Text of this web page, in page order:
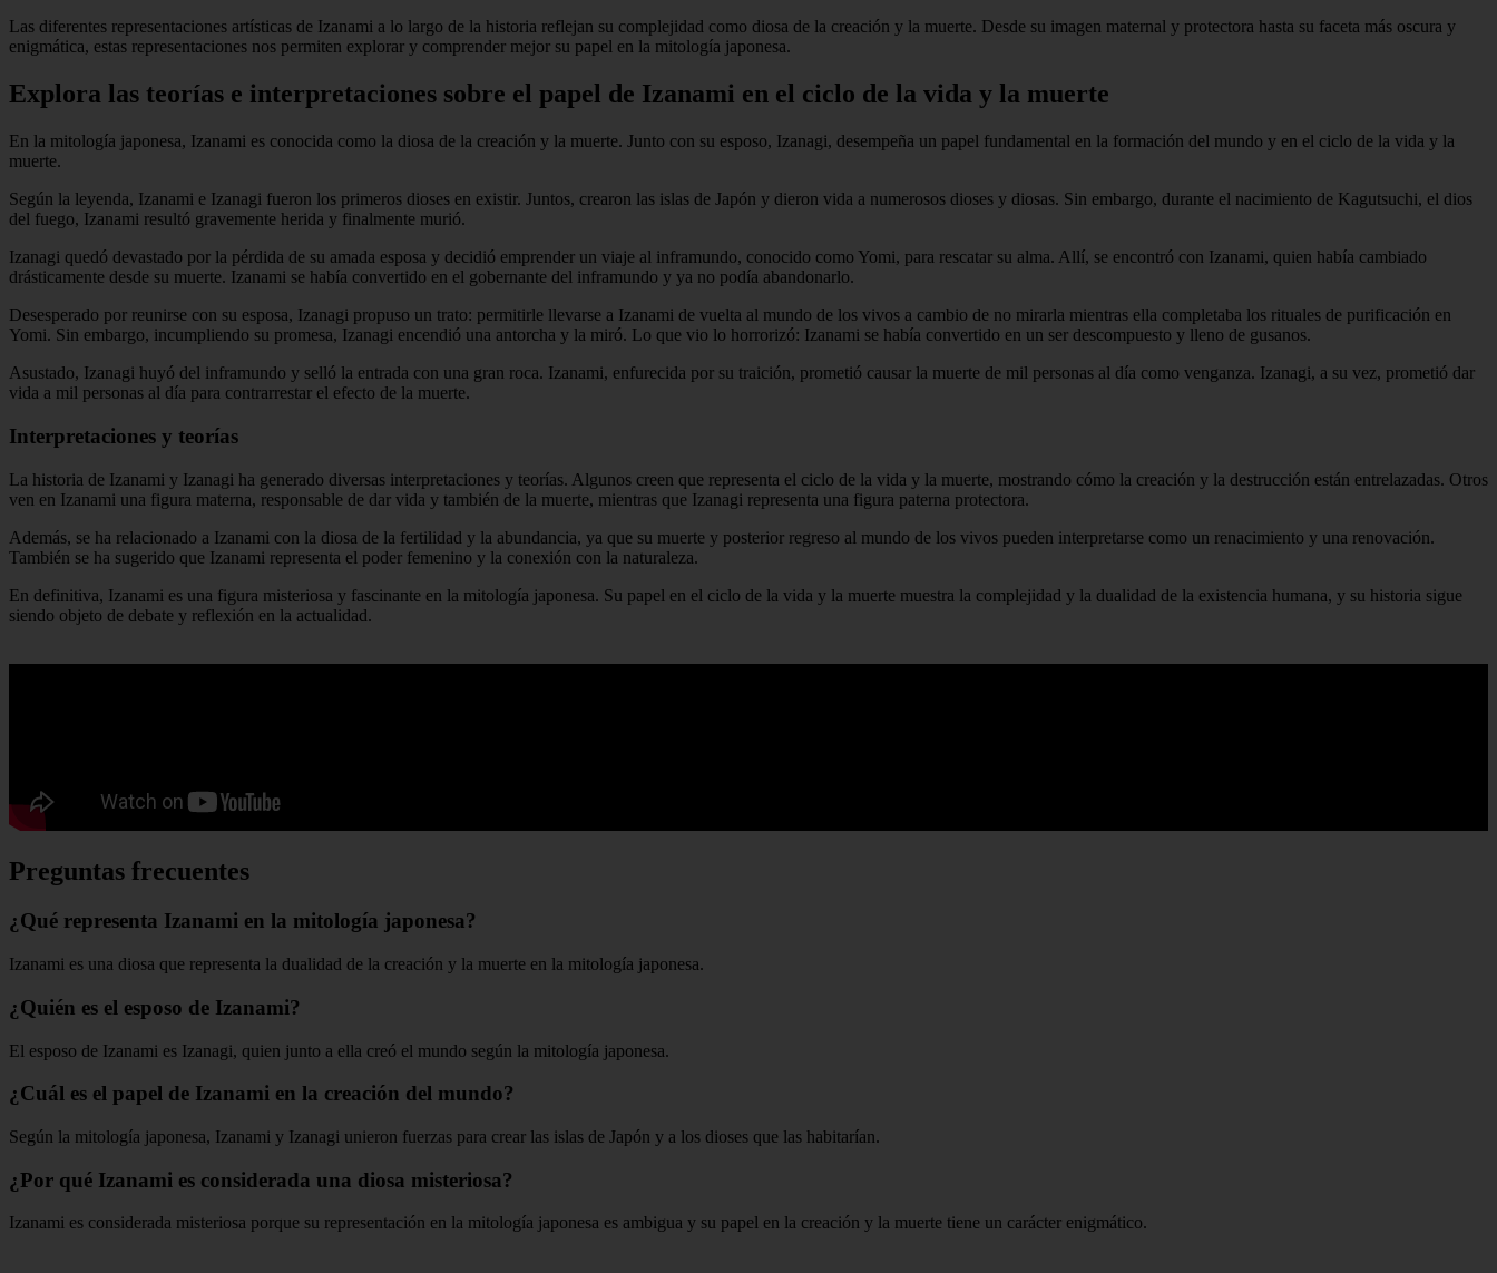
Las diferentes representaciones artísticas de Izanami a lo largo de la historia reflejan su complejidad como diosa de la creación y la muerte. Desde su imagen maternal y protectora hasta su faceta más oscura y
enigmática, estas representaciones nos permiten explorar y comprender mejor su papel en la mitología japonesa.
Explora las teorías e interpretaciones sobre el papel de Izanami en el ciclo de la vida y la muerte
En la mitología japonesa, Izanami es conocida como la diosa de la creación y la muerte. Junto con su esposo, Izanagi, desempeña un papel fundamental en la formación del mundo y en el ciclo de la vida y la
muerte.
Según la leyenda, Izanami e Izanagi fueron los primeros dioses en existir. Juntos, crearon las islas de Japón y dieron vida a numerosos dioses y diosas. Sin embargo, durante el nacimiento de Kagutsuchi, el dios
del fuego, Izanami resultó gravemente herida y finalmente murió.
Izanagi quedó devastado por la pérdida de su amada esposa y decidió emprender un viaje al inframundo, conocido como Yomi, para rescatar su alma. Allí, se encontró con Izanami, quien había cambiado
drásticamente desde su muerte. Izanami se había convertido en el gobernante del inframundo y ya no podía abandonarlo.
Desesperado por reunirse con su esposa, Izanagi propuso un trato: permitirle llevarse a Izanami de vuelta al mundo de los vivos a cambio de no mirarla mientras ella completaba los rituales de purificación en
Yomi. Sin embargo, incumpliendo su promesa, Izanagi encendió una antorcha y la miró. Lo que vio lo horrorizó: Izanami se había convertido en un ser descompuesto y lleno de gusanos.
Asustado, Izanagi huyó del inframundo y selló la entrada con una gran roca. Izanami, enfurecida por su traición, prometió causar la muerte de mil personas al día como venganza. Izanagi, a su vez, prometió dar
vida a mil personas al día para contrarrestar el efecto de la muerte.
Interpretaciones y teorías
La historia de Izanami y Izanagi ha generado diversas interpretaciones y teorías. Algunos creen que representa el ciclo de la vida y la muerte, mostrando cómo la creación y la destrucción están entrelazadas. Otros
ven en Izanami una figura materna, responsable de dar vida y también de la muerte, mientras que Izanagi representa una figura paterna protectora.
Además, se ha relacionado a Izanami con la diosa de la fertilidad y la abundancia, ya que su muerte y posterior regreso al mundo de los vivos pueden interpretarse como un renacimiento y una renovación.
También se ha sugerido que Izanami representa el poder femenino y la conexión con la naturaleza.
En definitiva, Izanami es una figura misteriosa y fascinante en la mitología japonesa. Su papel en el ciclo de la vida y la muerte muestra la complejidad y la dualidad de la existencia humana, y su historia sigue
siendo objeto de debate y reflexión en la actualidad.
Preguntas frecuentes
¿Qué representa Izanami en la mitología japonesa?
Izanami es una diosa que representa la dualidad de la creación y la muerte en la mitología japonesa.
¿Quién es el esposo de Izanami?
El esposo de Izanami es Izanagi, quien junto a ella creó el mundo según la mitología japonesa.
¿Cuál es el papel de Izanami en la creación del mundo?
Según la mitología japonesa, Izanami y Izanagi unieron fuerzas para crear las islas de Japón y a los dioses que las habitarían.
¿Por qué Izanami es considerada una diosa misteriosa?
Izanami es considerada misteriosa porque su representación en la mitología japonesa es ambigua y su papel en la creación y la muerte tiene un carácter enigmático.